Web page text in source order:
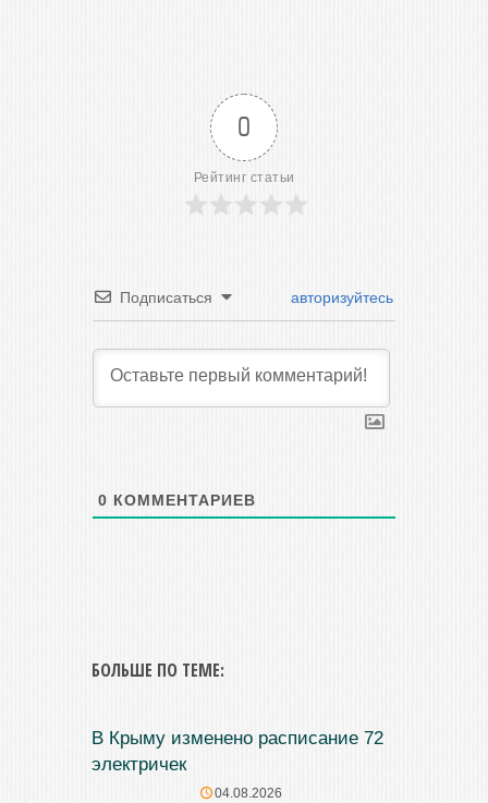
0
Рейтинг статьи
Подписаться авторизуйтесь
0 КОММЕНТАРИЕВ
БОЛЬШЕ ПО ТЕМЕ:
В Крыму изменено расписание 72
электричек
04.08.2026